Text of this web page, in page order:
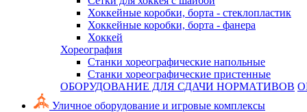
Хоккейные коробки, борта - стеклопластик
Хоккейные коробки, борта - фанера
Хоккей
Хореография
Станки хореографические напольные
Станки хореографические пристенные
ОБОРУДОВАНИЕ ДЛЯ СДАЧИ НОРМАТИВОВ
Уличное оборудование и игровые комплексы